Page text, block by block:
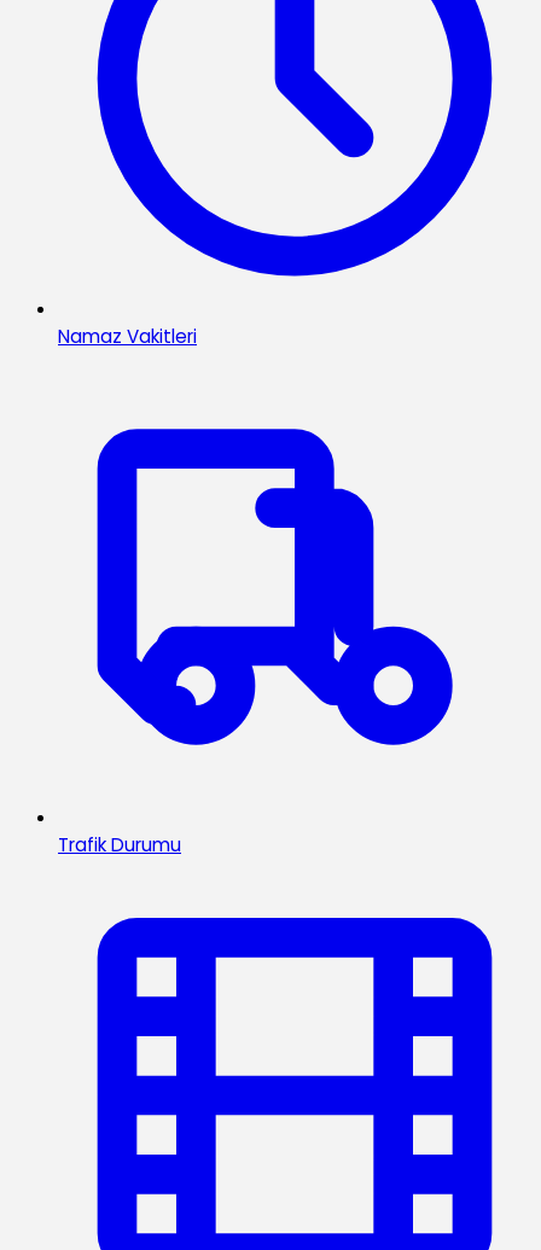
Namaz Vakitleri
Trafik Durumu